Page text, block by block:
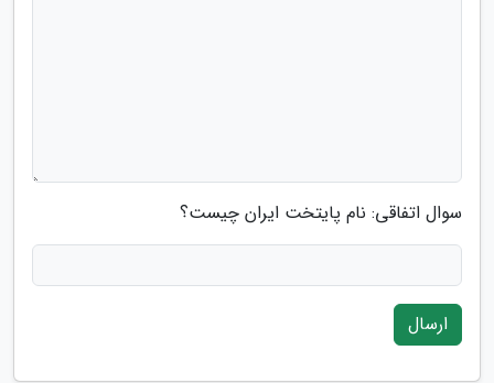
سوال اتفاقی: نام پایتخت ایران چیست؟
ارسال